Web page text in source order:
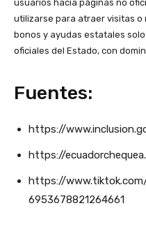
usuarios hacia páginas no
utilizarse para atraer visitas o
bonos y ayudas estatales
oficiales del Estado, con
Fuentes:
https://
https://
https://
6953678821264661